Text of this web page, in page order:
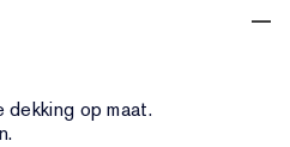
dekking op maat.